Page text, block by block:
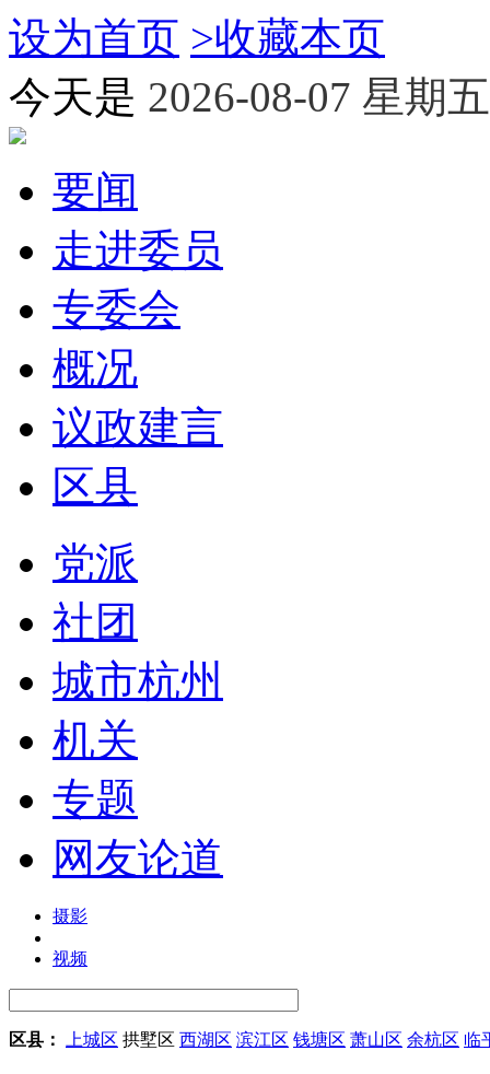
设为首页 >收藏本页
今天是 2026-08-07 星期五
要闻
走进委员
专委会
概况
议政建言
区县
党派
社团
城市杭州
机关
专题
网友论道
摄影
视频
区县： 上城区 拱墅区 西湖区 滨江区 钱塘区 萧山区 余杭区 临